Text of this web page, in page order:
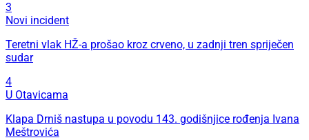
3
Novi incident
Teretni vlak HŽ-a prošao kroz crveno, u zadnji tren spriječen
sudar
4
U Otavicama
Klapa Drniš nastupa u povodu 143. godišnjice rođenja Ivana
Meštrovića